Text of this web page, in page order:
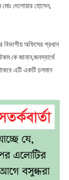
মোঃ দেলোয়ার হোসেন,
বিভাগীয় অফিসের প্রধান
কে জানান,জনস্বার্থে
এটি একটি চলমান